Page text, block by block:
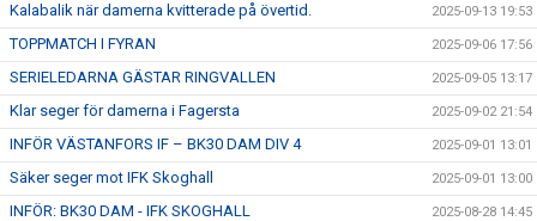
Kalabalik när damerna kvitterade på övertid. 2025-09-13 19:53
TOPPMATCH I FYRAN 2025-09-06 17:56
SERIELEDARNA GÄSTAR RINGVALLEN 2025-09-05 13:17
Klar seger för damerna i Fagersta 2025-09-02 21:54
INFÖR VÄSTANFORS IF – BK30 DAM DIV 4 2025-09-01 13:01
Säker seger mot IFK Skoghall 2025-09-01 13:00
INFÖR: BK30 DAM - IFK SKOGHALL 2025-08-28 14:45